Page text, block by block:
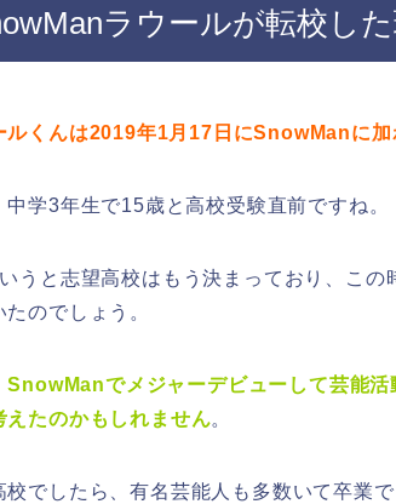
ラウールが転校し
ルくんは2019年1月17日にSnowManに加
中学3年生で15歳と高校受験直前ですね。
うと志望高校はもう決まっており、こ
たのでしょう。
SnowManでメジャーデビューして芸能
えたのかもしれません。
校でしたら、有名芸能人も多数いて卒業